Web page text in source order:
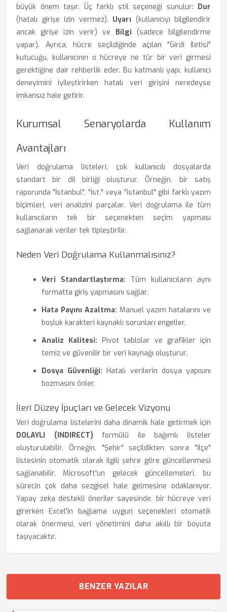
büyük önem taşır. Üç farklı stil seçeneği sunulur: Dur
(hatalı girişe izin vermez), Uyarı (kullanıcıyı bilgilendirir
ancak girişe izin verir) ve Bilgi (sadece bilgilendirme
yapar). Ayrıca, hücre seçildiğinde açılan "Girdi İletisi"
kutucuğu, kullanıcının o hücreye ne tür bir veri girmesi
gerektiğine dair rehberlik eder. Bu katmanlı yapı, kullanıcı
deneyimini iyileştirirken hatalı veri girişini neredeyse
imkansız hale getirir.
Kurumsal Senaryolarda Kullanım
Avantajları
Veri doğrulama listeleri, çok kullanıcılı dosyalarda
standart bir dil birliği oluşturur. Örneğin, bir satış
raporunda "İstanbul", "İst." veya "istanbul" gibi farklı yazım
biçimleri, veri analizini parçalar. Veri doğrulama ile tüm
kullanıcıların tek bir seçenekten seçim yapması
sağlanarak veriler tek tipleştirilir.
Neden Veri Doğrulama Kullanmalısınız?
Veri Standartlaştırma: Tüm kullanıcıların aynı
formatta giriş yapmasını sağlar.
Hata Payını Azaltma: Manuel yazım hatalarını ve
boşluk karakteri kaynaklı sorunları engeller.
Analiz Kalitesi: Pivot tablolar ve grafikler için
temiz ve güvenilir bir veri kaynağı oluşturur.
Dosya Güvenliği: Hatalı verilerin dosya yapısını
bozmasını önler.
İleri Düzey İpuçları ve Gelecek Vizyonu
Veri doğrulama listelerini daha dinamik hale getirmek için
DOLAYLI (INDIRECT) formülü ile bağımlı listeler
oluşturulabilir. Örneğin, "Şehir" seçildikten sonra "İlçe"
listesinin otomatik olarak ilgili şehre göre güncellenmesi
sağlanabilir. Microsoft'un gelecek güncellemeleri, bu
sürecin çok daha sezgisel hale gelmesine odaklanıyor.
Yapay zeka destekli öneriler sayesinde, bir hücreye veri
girerken Excel'in bağlama uygun seçenekleri otomatik
olarak önermesi, veri yönetimini daha akıllı bir boyuta
taşıyacaktır.
BENZER YAZILAR